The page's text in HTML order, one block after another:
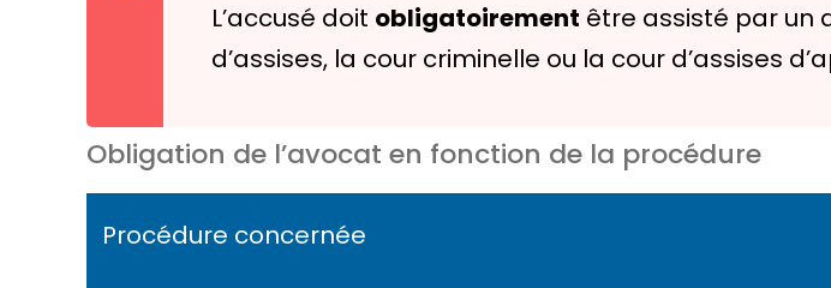
L’accusé doit obligatoirement être assisté par un
d’assises, la cour criminelle ou la cour d’assises
Obligation de l’avocat en fonction de la procédure
Procédure concernée